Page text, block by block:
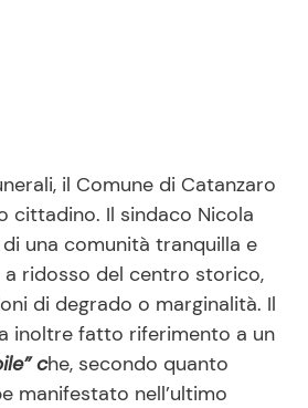
il Comune di Catanzaro
cittadino. Il sindaco Nicola
una comunità tranquilla e
ridosso del centro storico,
di degrado o marginalità. Il
inoltre fatto riferimento a un
che, secondo quanto
manifestato nell’ultimo